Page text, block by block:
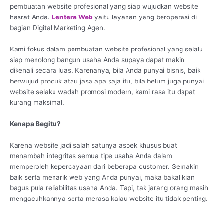
pembuatan website profesional yang siap wujudkan website
hasrat Anda. Lentera Web yaitu layanan yang beroperasi di
bagian Digital Marketing Agen.
Kami fokus dalam pembuatan website profesional yang selalu
siap menolong bangun usaha Anda supaya dapat makin
dikenali secara luas. Karenanya, bila Anda punyai bisnis, baik
berwujud produk atau jasa apa saja itu, bila belum juga punyai
website selaku wadah promosi modern, kami rasa itu dapat
kurang maksimal.
Kenapa Begitu?
Karena website jadi salah satunya aspek khusus buat
menambah integritas semua tipe usaha Anda dalam
memperoleh kepercayaan dari beberapa customer. Semakin
baik serta menarik web yang Anda punyai, maka bakal kian
bagus pula reliabilitas usaha Anda. Tapi, tak jarang orang masih
mengacuhkannya serta merasa kalau website itu tidak penting.